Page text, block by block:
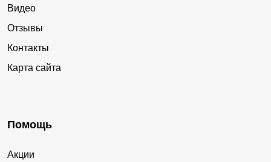
Видео
Отзывы
Контакты
Карта сайта
Помощь
Акции